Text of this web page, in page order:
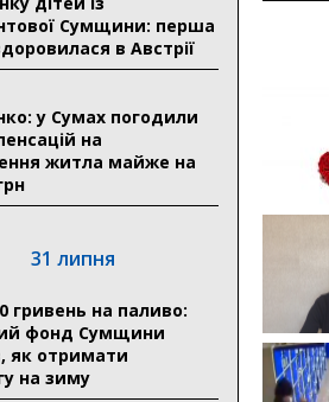
Сумщини: перша
в Австрії
у Сумах погодили
на
житла майже на
31 липня
гривень на паливо:
фонд Сумщини
як отримати
на зиму